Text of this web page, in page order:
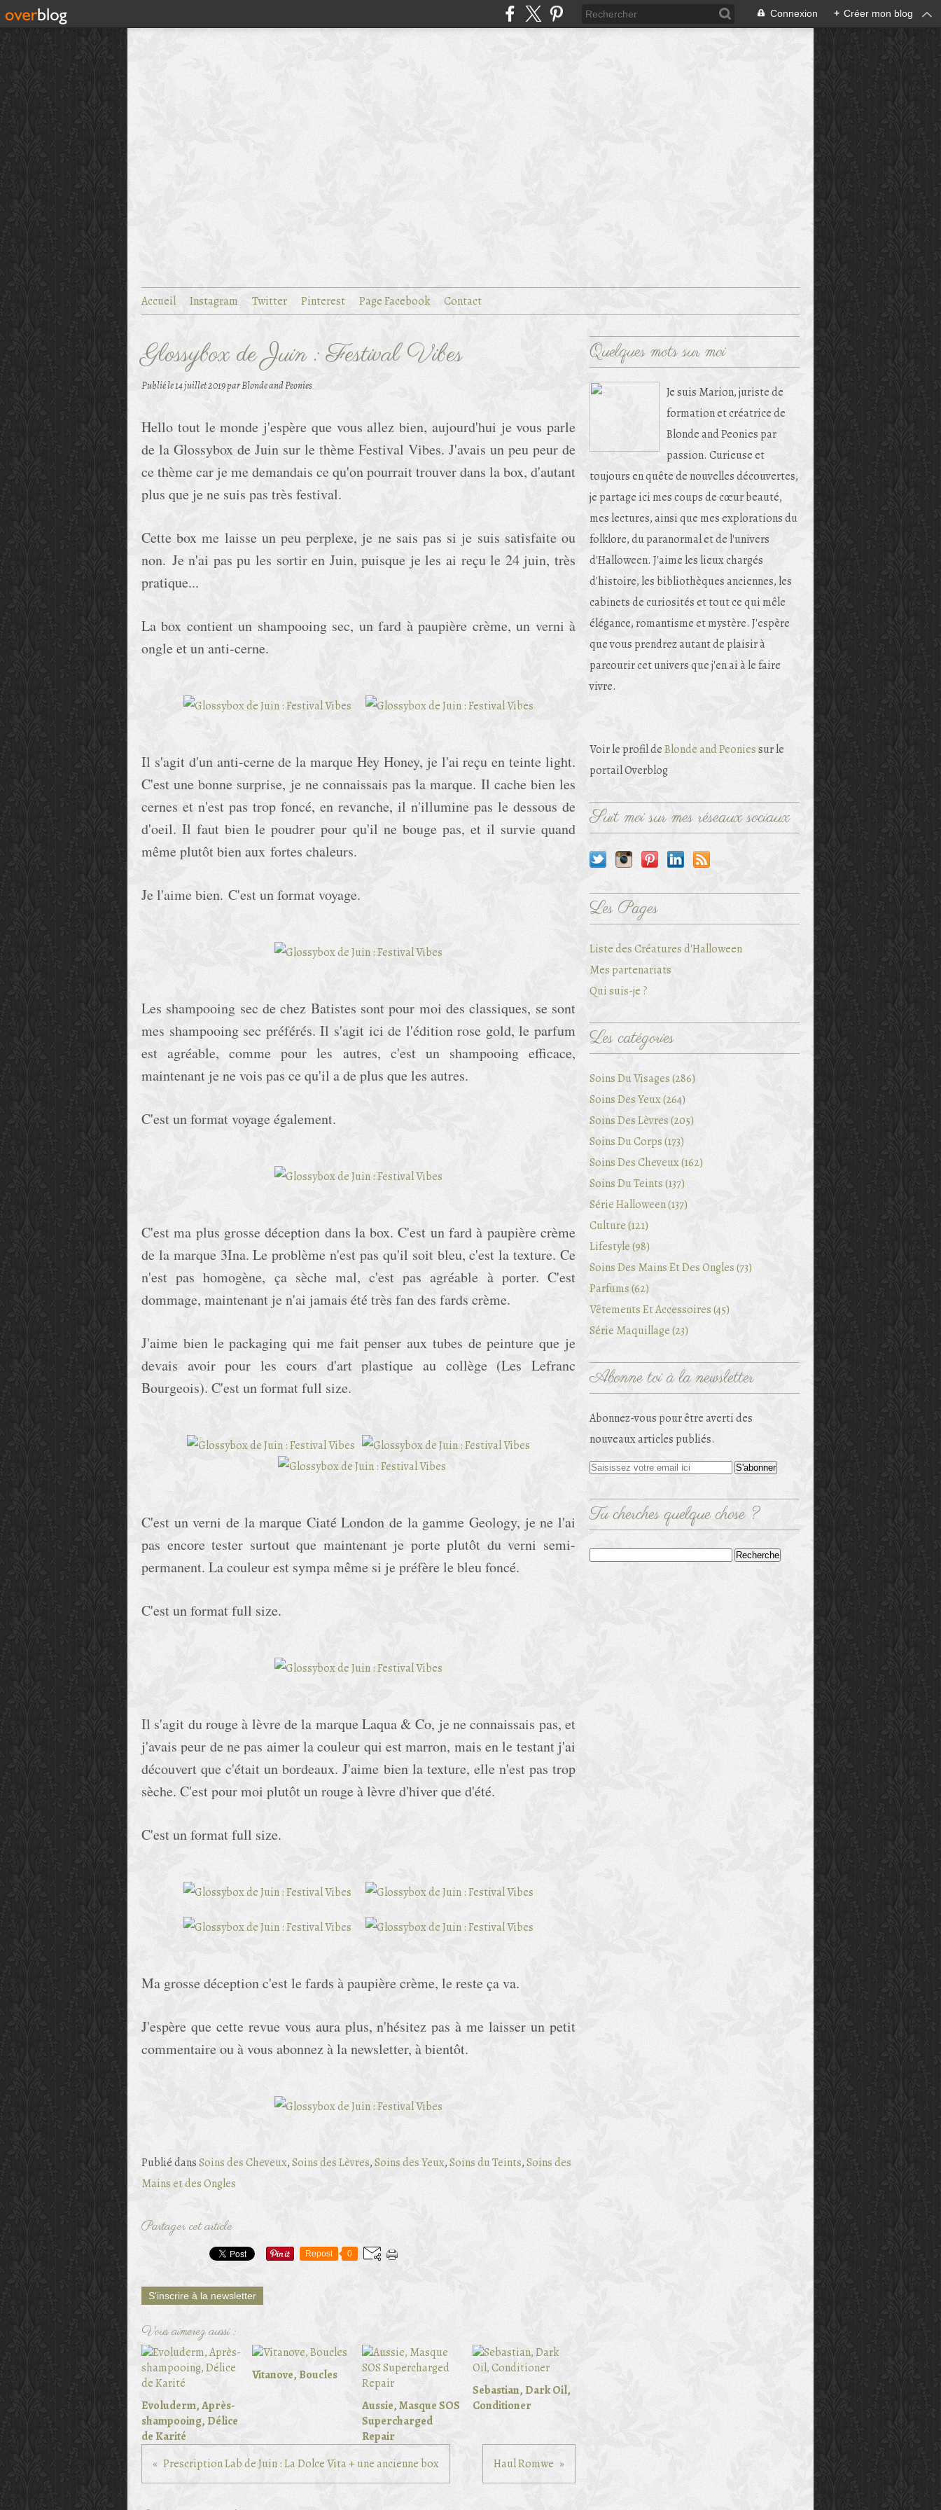
Connexion + Créer mon blog
Accueil Instagram Twitter Pinterest Page Facebook Contact
Glossybox de Juin : Festival Vibes
Publié le14 juillet 2019par Blonde and Peonies
Hello tout le monde j'espère que vous allez bien, aujourd'hui je vous parle
de la Glossybox de Juin sur le thème Festival Vibes. J'avais un peu peur de
ce thème car je me demandais ce qu'on pourrait trouver dans la box, d'autant
plus que je ne suis pas très festival.
Cette box me laisse un peu perplexe, je ne sais pas si je suis satisfaite ou
non. Je n'ai pas pu les sortir en Juin, puisque je les ai reçu le 24 juin, très
pratique...
La box contient un shampooing sec, un fard à paupière crème, un verni à
ongle et un anti-cerne.
Il s'agit d'un anti-cerne de la marque Hey Honey, je l'ai reçu en teinte light.
C'est une bonne surprise, je ne connaissais pas la marque. Il cache bien les
cernes et n'est pas trop foncé, en revanche, il n'illumine pas le dessous de
d'oeil. Il faut bien le poudrer pour qu'il ne bouge pas, et il survie quand
même plutôt bien aux fortes chaleurs.
Je l'aime bien. C'est un format voyage.
Les shampooing sec de chez Batistes sont pour moi des classiques, se sont
mes shampooing sec préférés. Il s'agit ici de l'édition rose gold, le parfum
est agréable, comme pour les autres, c'est un shampooing efficace,
maintenant je ne vois pas ce qu'il a de plus que les autres.
C'est un format voyage également.
C'est ma plus grosse déception dans la box. C'est un fard à paupière crème
de la marque 3Ina. Le problème n'est pas qu'il soit bleu, c'est la texture. Ce
n'est pas homogène, ça sèche mal, c'est pas agréable à porter. C'est
dommage, maintenant je n'ai jamais été très fan des fards crème.
J'aime bien le packaging qui me fait penser aux tubes de peinture que je
devais avoir pour les cours d'art plastique au collège (Les Lefranc
Bourgeois). C'est un format full size.
C'est un verni de la marque Ciaté London de la gamme Geology, je ne l'ai
pas encore tester surtout que maintenant je porte plutôt du verni semi-
permanent. La couleur est sympa même si je préfère le bleu foncé.
C'est un format full size.
Il s'agit du rouge à lèvre de la marque Laqua & Co, je ne connaissais pas, et
j'avais peur de ne pas aimer la couleur qui est marron, mais en le testant j'ai
découvert que c'était un bordeaux. J'aime bien la texture, elle n'est pas trop
sèche. C'est pour moi plutôt un rouge à lèvre d'hiver que d'été.
C'est un format full size.
Ma grosse déception c'est le fards à paupière crème, le reste ça va.
J'espère que cette revue vous aura plus, n'hésitez pas à me laisser un petit
commentaire ou à vous abonnez à la newsletter, à bientôt.
Publié dansSoins des Cheveux,Soins des Lèvres,Soins des Yeux,Soins du Teints,Soins des
Mains et des Ongles
Partager cet article
Repost 0
S'inscrire à la newsletter
Vous aimerez aussi :
Evoluderm, Après-
shampooing, Délice
de Karité
Vitanove, Boucles
Aussie, Masque SOS
Supercharged
Repair
Sebastian, Dark Oil,
Conditioner
Prescription Lab de Juin : La Dolce Vita + une ancienne box Haul Romwe
Quelques mots sur moi
Je suis Marion, juriste de
formation et créatrice de
Blonde and Peonies par
passion. Curieuse et
toujours en quête de nouvelles découvertes,
je partage ici mes coups de cœur beauté,
mes lectures, ainsi que mes explorations du
folklore, du paranormal et de l'univers
d'Halloween. J'aime les lieux chargés
d'histoire, les bibliothèques anciennes, les
cabinets de curiosités et tout ce qui mêle
élégance, romantisme et mystère. J'espère
que vous prendrez autant de plaisir à
parcourir cet univers que j'en ai à le faire
vivre.
Voir le profil deBlonde and Peoniessur le
portail Overblog
Suit moi sur mes réseaux sociaux
Les Pages
Liste des Créatures d'Halloween
Mes partenariats
Qui suis-je ?
Les catégories
Soins Du Visages (286)
Soins Des Yeux (264)
Soins Des Lèvres (205)
Soins Du Corps (173)
Soins Des Cheveux (162)
Soins Du Teints (137)
Série Halloween (137)
Culture (121)
Lifestyle (98)
Soins Des Mains Et Des Ongles (73)
Parfums (62)
Vêtements Et Accessoires (45)
Série Maquillage (23)
Abonne toi à la newsletter
Abonnez-vous pour être averti des
nouveaux articles publiés.
Tu cherches quelque chose ?